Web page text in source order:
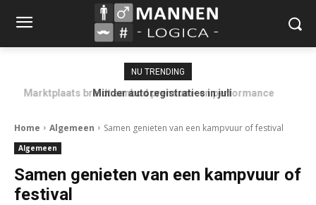
NU TRENDING
Minder autoregistraties in juli
Home Algemeen Samen genieten van een kampvuur of festival
Algemeen
Samen genieten van een kampvuur of
festival